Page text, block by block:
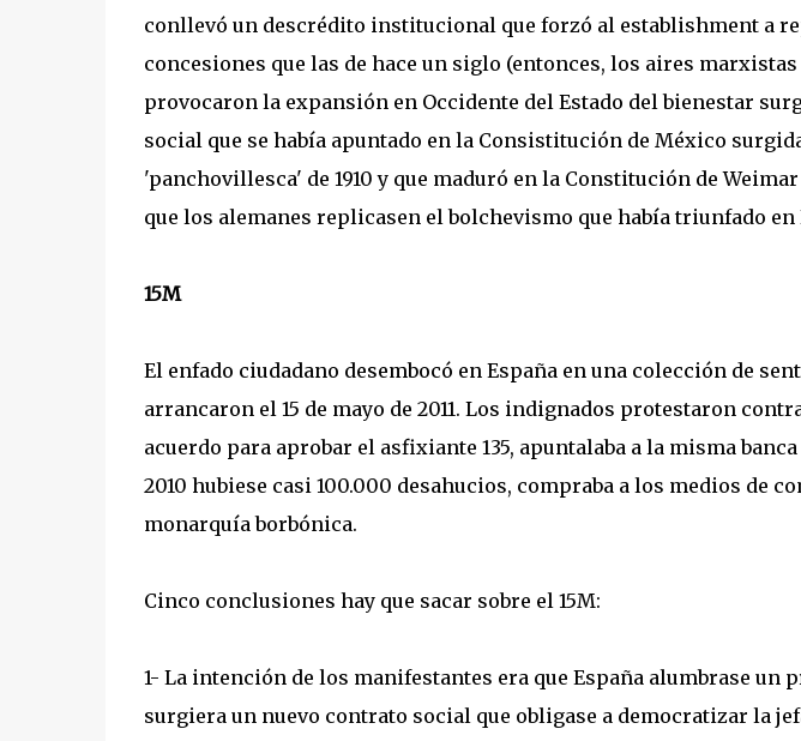
conllevó un descrédito institucional que forzó al establishment a
concesiones que las de hace un siglo (entonces, los aires
provocaron la expansión en Occidente del Estado del bienestar
social que se había apuntado en la Consistitución de México
'panchovillesca' de 1910 y que maduró en la Constitución de
que los alemanes replicasen el bolchevismo que había triunfado en
15M
El enfado ciudadano desembocó en España en una colección de
arrancaron el 15 de mayo de 2011. Los indignados protestaron
acuerdo para aprobar el asfixiante 135, apuntalaba a la misma
2010 hubiese casi 100.000 desahucios, compraba a los medios de
monarquía borbónica.
Cinco conclusiones hay que sacar sobre el 15M:
1- La intención de los manifestantes era que España alumbrase un
surgiera un nuevo contrato social que obligase a democratizar la